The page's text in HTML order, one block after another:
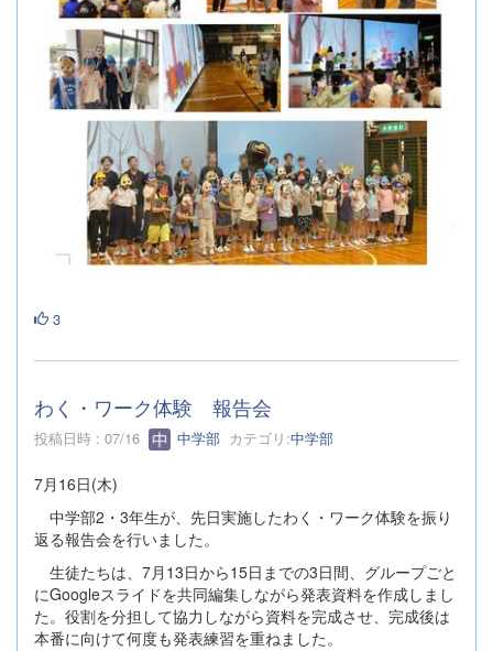
3
わく・ワーク体験 報告会
投稿日時 : 07/16 中学部 カテゴリ:中学部
7月16日(木)
中学部2・3年生が、先日実施したわく・ワーク体験を振り
返る報告会を行いました。
生徒たちは、7月13日から15日までの3日間、グループごと
にGoogleスライドを共同編集しながら発表資料を作成しまし
た。役割を分担して協力しながら資料を完成させ、完成後は
本番に向けて何度も発表練習を重ねました。